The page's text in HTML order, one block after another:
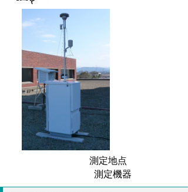
測定地点
測定機器